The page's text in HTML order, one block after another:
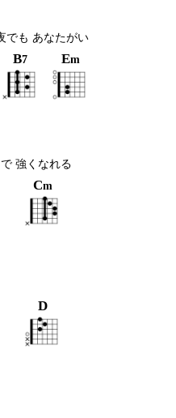
でも あなたがい
B7 Em
強くなれる
Cm
D